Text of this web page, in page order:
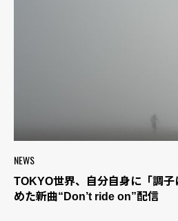
NEWS
TOKYO世界、自分自身に「調
めた新曲“Don’t ride on”配信